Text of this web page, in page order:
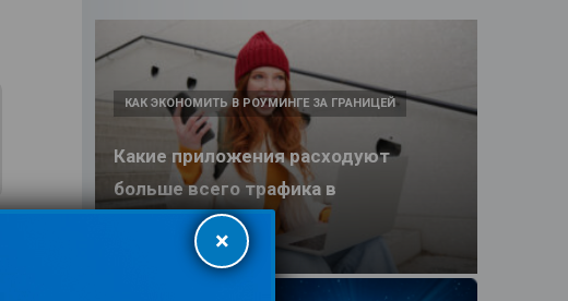
Какие приложения расходуют
больше всего трафика в
путешествии
КАК ЭКОНОМИТЬ В РОУМИНГЕ ЗА ГРАНИЦЕЙ
25.06.2026 ×